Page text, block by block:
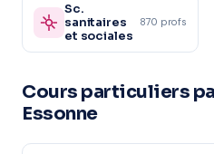
Sc.
sanitaires
et sociales
870 profs
Cours particuliers
Essonne